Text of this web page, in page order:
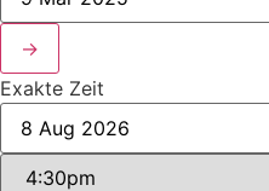
→
Exakte Zeit